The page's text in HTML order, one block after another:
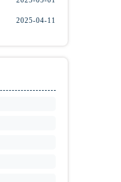
2025-04-11